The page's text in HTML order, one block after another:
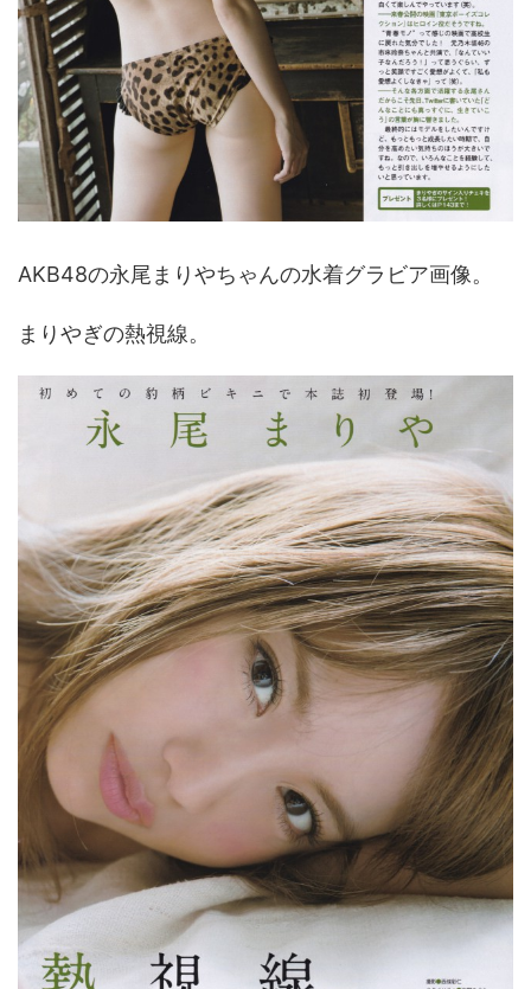
AKB48の永尾まりやちゃんの水着グラビア画像。
まりやぎの熱視線。